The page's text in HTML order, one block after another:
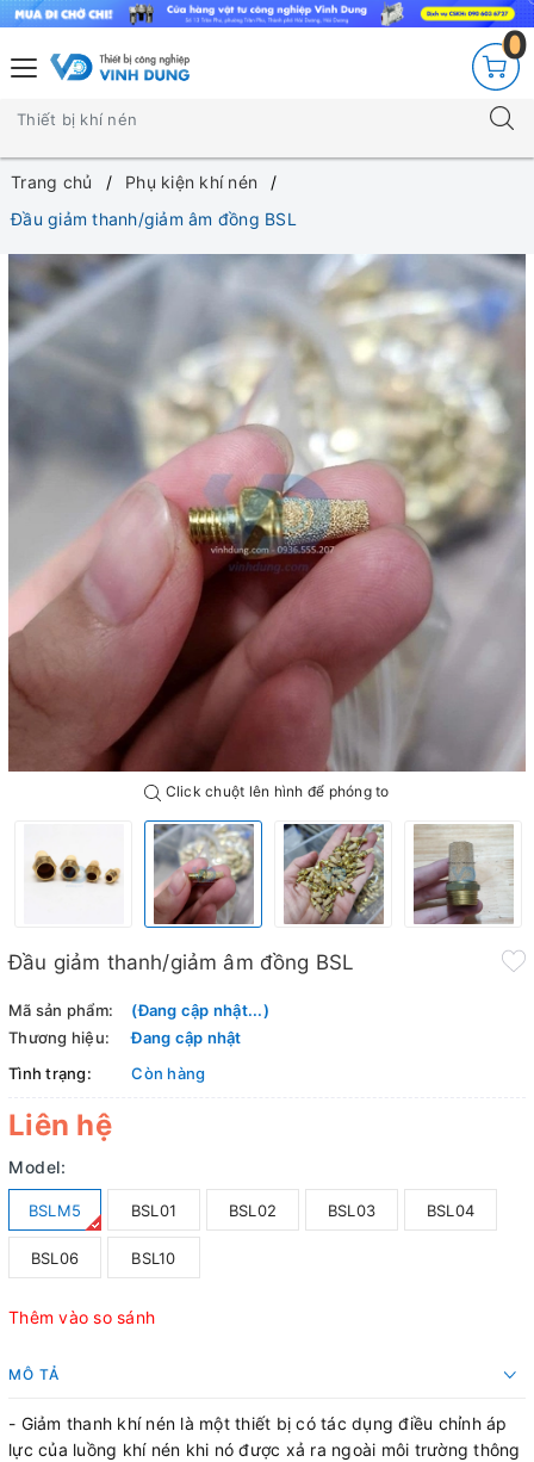
0
Trang chủ
Phụ kiện khí nén
Đầu giảm thanh/giảm âm đồng BSL
Click chuột lên hình để phóng to
Đầu giảm thanh/giảm âm đồng BSL
Mã sản phẩm:
(Đang cập nhật...)
Thương hiệu:
Đang cập nhật
Tình trạng:
Còn hàng
Liên hệ
Model:
BSLM5 BSL01 BSL02 BSL03 BSL04
BSL06 BSL10
Thêm vào so sánh
MÔ TẢ
- Giảm thanh khí nén là một thiết bị có tác dụng điều chỉnh áp
lực của luồng khí nén khi nó được xả ra ngoài môi trường thông